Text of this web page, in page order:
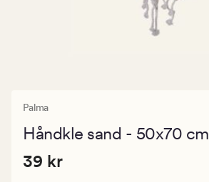
Palma
Håndkle sand - 50x70 cm
Pris
Pris 39 kr
39 kr